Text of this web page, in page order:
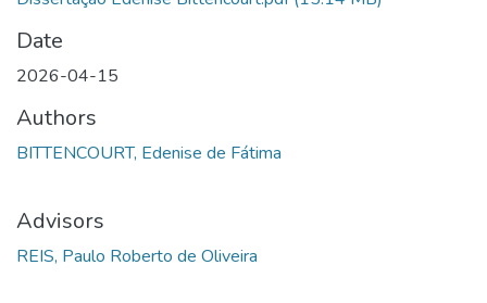
Date
2026-04-15
Authors
BITTENCOURT, Edenise de Fátima
Advisors
REIS, Paulo Roberto de Oliveira